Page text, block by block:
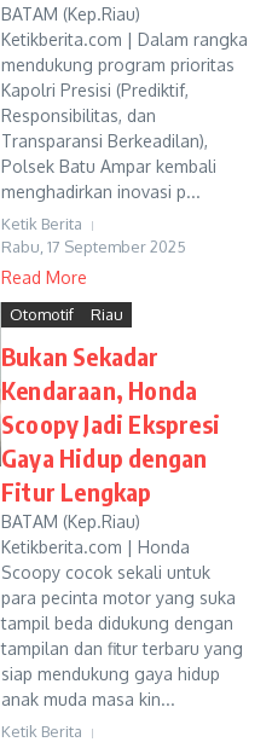
BATAM (Kep.Riau)
Ketikberita.com | Dalam rangka
mendukung program prioritas
Kapolri Presisi (Prediktif,
Responsibilitas, dan
Transparansi Berkeadilan),
Polsek Batu Ampar kembali
menghadirkan inovasi p...
Ketik Berita
Rabu, 17 September 2025
Read More
Otomotif Riau
Bukan Sekadar
Kendaraan, Honda
Scoopy Jadi Ekspresi
Gaya Hidup dengan
Fitur Lengkap
BATAM (Kep.Riau)
Ketikberita.com | Honda
Scoopy cocok sekali untuk
para pecinta motor yang suka
tampil beda didukung dengan
tampilan dan fitur terbaru yang
siap mendukung gaya hidup
anak muda masa kin...
Ketik Berita